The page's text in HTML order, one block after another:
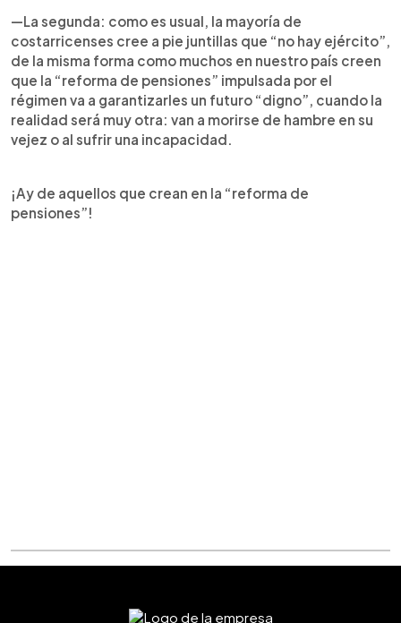
—La segunda: como es usual, la mayoría de
costarricenses cree a pie juntillas que “no hay ejército”,
de la misma forma como muchos en nuestro país creen
que la “reforma de pensiones” impulsada por el
régimen va a garantizarles un futuro “digno”, cuando la
realidad será muy otra: van a morirse de hambre en su
vejez o al sufrir una incapacidad.
¡Ay de aquellos que crean en la “reforma de
pensiones”!